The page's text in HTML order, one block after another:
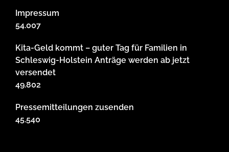
Impressum
54.007
Kita-Geld kommt – guter Tag für Familien in
Schleswig-Holstein Anträge werden ab jetzt
versendet
49.802
Pressemitteilungen zusenden
45.540